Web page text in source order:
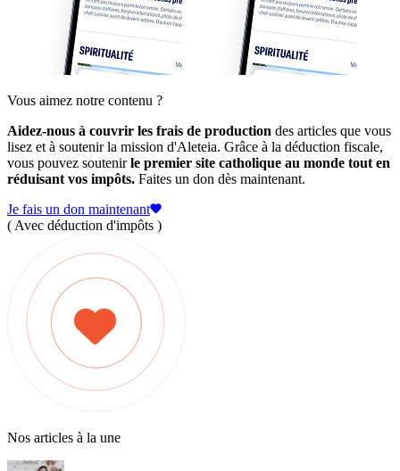
Vous aimez notre contenu ?
Aidez-nous à couvrir les frais de production des articles que vous
lisez et à soutenir la mission d'Aleteia. Grâce à la déduction fiscale,
vous pouvez soutenirle premier site catholique au monde tout en
réduisant vos impôts. Faites un don dès maintenant.
Je fais un don maintenant
( Avec déduction d'impôts )
Nos articles à la une